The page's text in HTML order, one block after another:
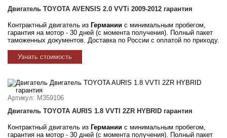
Двигатель TOYOTA AVENSIS 2.0 VVTi 2009-2012 гарантия
Контрактный двигатель из Германии с минимальным пробегом,
гарантия на мотор - 30 дней (с момента получения). Полный пакет
таможенных документов. Доставка по России с оплатой по приходу.
Узнать стоимость
Артикул: M359106
Двигатель TOYOTA AURIS 1.8 VVTI 2ZR HYBRID гарантия
Контрактный двигатель из Германии с минимальным пробегом,
гарантия на мотор - 30 дней (с момента получения). Полный пакет